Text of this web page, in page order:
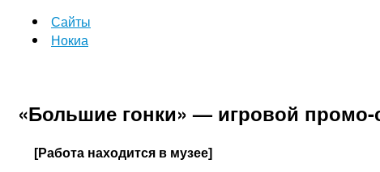
Сайты
Нокиа
«Большие гонки» — игровой промо-
[Работа находится в музее]